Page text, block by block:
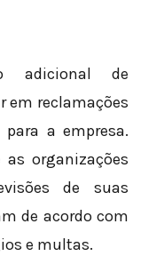
adicional de
em reclamações
a empresa.
organizações
de suas
de acordo com
e multas.